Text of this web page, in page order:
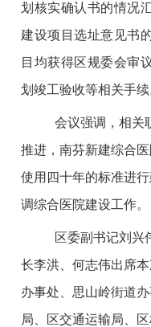
划核实确认书的情况
建设项目选址意见书
目均获得区规委会审
划竣工验收等相关手续
会议强调，相关
推进，南芬新建综合
使用四十年的标准进
调综合医院建设工作。
区委副书记刘兴
长李洪、何志伟出席
办事处、思山岭街道
局、区交通运输局、